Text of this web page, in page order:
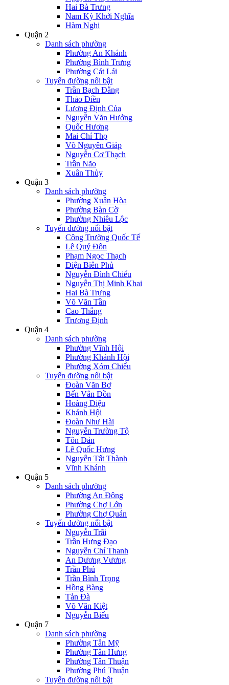
Hai Bà Trưng
Nam Kỳ Khởi Nghĩa
Hàm Nghi
Quận 2
Danh sách phường
Phường An Khánh
Phường Bình Trưng
Phường Cát Lái
Tuyến đường nổi bật
Trần Bạch Đằng
Thảo Điền
Lương Định Của
Nguyễn Văn Hưởng
Quốc Hương
Mai Chí Thọ
Võ Nguyên Giáp
Nguyễn Cơ Thạch
Trần Não
Xuân Thủy
Quận 3
Danh sách phường
Phường Xuân Hòa
Phường Bàn Cờ
Phường Nhiêu Lộc
Tuyến đường nổi bật
Công Trường Quốc Tế
Lê Quý Đôn
Phạm Ngọc Thạch
Điện Biên Phủ
Nguyễn Đình Chiểu
Nguyễn Thị Minh Khai
Hai Bà Trưng
Võ Văn Tần
Cao Thắng
Trương Định
Quận 4
Danh sách phường
Phường Vĩnh Hội
Phường Khánh Hội
Phường Xóm Chiếu
Tuyến đường nổi bật
Đoàn Văn Bơ
Bến Vân Đồn
Hoàng Diệu
Khánh Hội
Đoàn Như Hài
Nguyễn Trường Tộ
Tôn Đản
Lê Quốc Hưng
Nguyễn Tất Thành
Vĩnh Khánh
Quận 5
Danh sách phường
Phường An Đông
Phường Chợ Lớn
Phường Chợ Quán
Tuyến đường nổi bật
Nguyễn Trãi
Trần Hưng Đạo
Nguyễn Chí Thanh
An Dương Vương
Trần Phú
Trần Bình Trọng
Hồng Bàng
Tản Đà
Võ Văn Kiệt
Nguyễn Biểu
Quận 7
Danh sách phường
Phường Tân Mỹ
Phường Tân Hưng
Phường Tân Thuận
Phường Phú Thuận
Tuyến đường nổi bật